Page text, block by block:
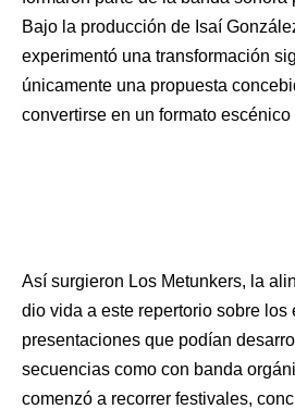
Bajo la producción de Isaí
experimentó una transformación
únicamente una propuesta
convertirse en un formato escénico
Así surgieron Los Metunkers, la
dio vida a este repertorio sobre los
presentaciones que podían
secuencias como con banda
comenzó a recorrer festivales,